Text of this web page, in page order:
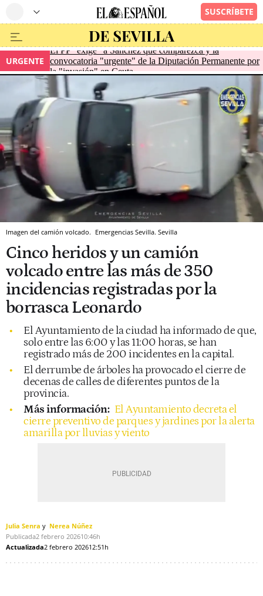
URGENTE
El PP "exige" a Sánchez que comparezca y la
convocatoria "urgente" de la Diputación Permanente por
la "invasión" en Ceuta
Imagen del camión volcado. Emergencias Sevilla. Sevilla
Cinco heridos y un camión
volcado entre las más de 350
incidencias registradas por la
borrasca Leonardo
El Ayuntamiento de la ciudad ha informado de que,
solo entre las 6:00 y las 11:00 horas, se han
registrado más de 200 incidentes en la capital.
El derrumbe de árboles ha provocado el cierre de
decenas de calles de diferentes puntos de la
provincia.
Más información: El Ayuntamiento decreta el
cierre preventivo de parques y jardines por la alerta
amarilla por lluvias y viento
Julia Senra
Nerea Núñez
Publicada2 febrero 202610:46h
Actualizada2 febrero 202612:51h